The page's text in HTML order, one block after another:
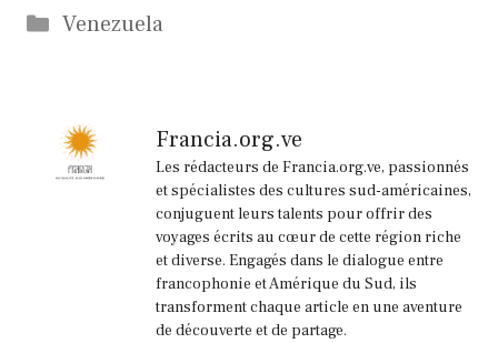
Catégories
Venezuela
Francia.org.ve
Les rédacteurs de Francia.org.ve, passionnés
et spécialistes des cultures sud-américaines,
conjuguent leurs talents pour offrir des
voyages écrits au cœur de cette région riche
et diverse. Engagés dans le dialogue entre
francophonie et Amérique du Sud, ils
transforment chaque article en une aventure
de découverte et de partage.